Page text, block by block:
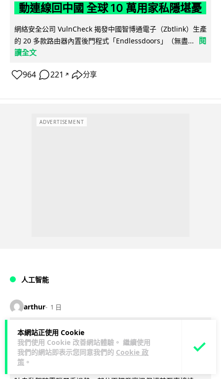
本網站正使用 Cookie
我們使用 Cookie 改善網站體驗。 繼續使用
我們的網站即表示您同意我們的 Cookie 政
策 。
動連線回中國 全球 10 萬用家私隱堪憂
網絡安全公司 VulnCheck 揭發中國智博通電子（Zbtlink）生產
的 20 多款路由器內置後門程式「Endlessdoors」（無盡...
閱
讀全文
964 221 ↗ 分享
ADVERTISEMENT
人工智能
arthur 1 日
Tesla HW3 舊硬件裝 FSD v14 Lite 頻
現過熱 部分電腦損毀車主須自費維修